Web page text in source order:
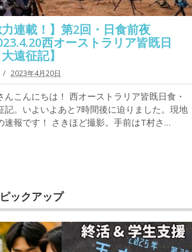
力連載！】第2回・日食前夜
西オーストラリア皆既日
遠征記】
2023年4月20日
んこんにちは！ 西オーストラリア皆既日食・
記。いよいよあと7時間後に迫りました。現地
速報です！ さきほど撮影。手前はT村さ…
ックアップ